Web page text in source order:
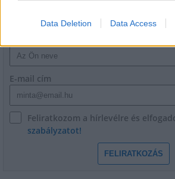
Data Deletion Data Access
E-mail cím
Feliratkozom a hírlevélre és
szabályzatot!
FELIRATKOZÁS